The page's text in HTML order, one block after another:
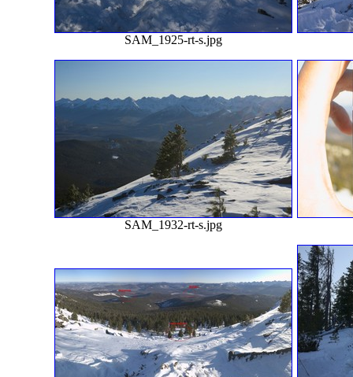
SAM_1925-rt-s.jpg
SAM_1932-rt-s.jpg